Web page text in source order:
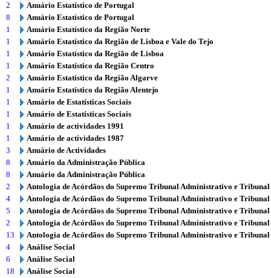
2
Anuário Estatístico de Portugal
8
Anuário Estatístico de Portugal
1
Anuário Estatístico da Região Norte
1
Anuário Estatístico da Região de Lisboa e Vale do Tejo
1
Anuário Estatístico da Região de Lisboa
1
Anuário Estatístico da Região Centro
2
Anuário Estatístico da Região Algarve
1
Anuário Estatístico da Região Alentejo
1
Anuário de Estatísticas Sociais
1
Anuário de Estatísticas Sociais
1
Anuário de actividades 1991
1
Anuário de actividades 1987
3
Anuário de Actividades
8
Anuário da Administração Pública
8
Anuário da Administração Pública
2
Antologia de Acórdãos do Supremo Tribunal Administrativo e
4
Antologia de Acórdãos do Supremo Tribunal Administrativo e
5
Antologia de Acórdãos do Supremo Tribunal Administrativo e
2
Antologia de Acórdãos do Supremo Tribunal Administrativo e
13
Antologia de Acórdãos do Supremo Tribunal Administrativo e
4
Análise Social
6
Análise Social
18
Análise Social